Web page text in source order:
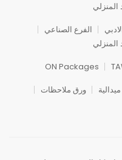
المنزلي
الفرع الصناعي
المنزلي
ON Packages
ميدالية
ورق ملاحظات